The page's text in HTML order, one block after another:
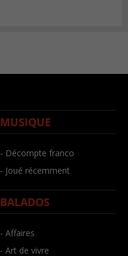
MUSIQUE
- Décompte franco
- Joué récemment
BALADOS
- Affaires
- Art de vivre